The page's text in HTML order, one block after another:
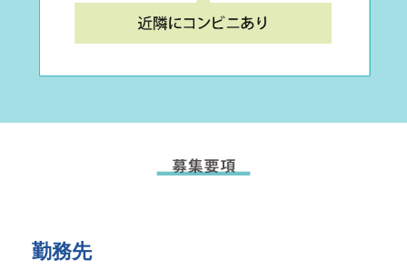
勤務先